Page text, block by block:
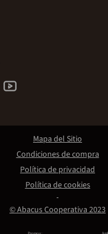
© Abacus Cooperativa 2023
Mapa del Sitio
Condiciones de compra
Política de privacidad
Política de cookies